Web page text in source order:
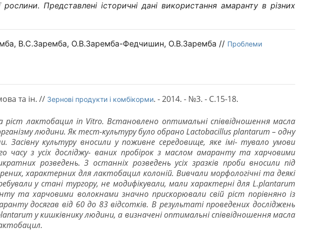
Представлені історичні дані використання амаранту в різних
В.С.Заремба, О.В.Заремба-Федчишин, О.В.Заремба // Проблеми
та ін. // Зернові продукти і комбікорми. - 2014. - №3. - С.15-18.
лактобацил in Vitro. Встановлено оптимальні співвідношення масла
людини. Як тест-культуру було обрано Lactobacillus plantarum – одну
Засівну культуру вносили у поживне середовище, яке імі- тувало умови
з усіх досліджу- ваних пробірок з маслом амаранту та харчовими
розведень. З останніх розведень усіх зразків проби вносили під
характерних для лактобацил колоній. Вивчали морфологічні та деякі
у стані тургору, не модифікували, мали характерні для L.plantarum
та харчовими волокнами значно прискорювали свій ріст порівняно із
досягав від 60 до 83 відсотків. В результаті проведених досліджень
у кишківнику людини, а визначені оптимальні співвідношення масла